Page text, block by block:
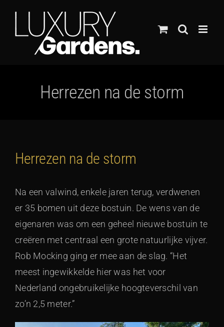
inhoud
Herrezen na de storm
Herrezen na de storm
Na een valwind, enkele jaren terug, verdwenen
er 35 bomen uit deze bostuin. De wens van de
eigenaren was om een geheel nieuwe bostuin te
creëren met centraal een grote natuurlijke vijver.
Rob Mocking ging er mee aan de slag. “Het
meest ingewikkelde hier was het voor
Nederland ongebruikelijke hoogteverschil van
zo’n 2,5 meter.”